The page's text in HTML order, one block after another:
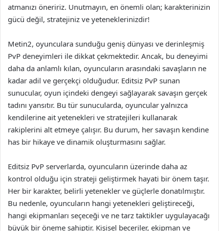
atmanızı öneririz. Unutmayın, en önemli olan; karakterinizin
gücü değil, stratejiniz ve yeteneklerinizdir!
Metin2, oyunculara sunduğu geniş dünyası ve derinleşmiş
PvP deneyimleri ile dikkat çekmektedir. Ancak, bu deneyimi
daha da anlamlı kılan, oyuncuların arasındaki savaşların ne
kadar adil ve gerçekçi olduğudur. Editsiz PvP sunan
sunucular, oyun içindeki dengeyi sağlayarak savaşın gerçek
tadını yansıtır. Bu tür sunucularda, oyuncular yalnızca
kendilerine ait yetenekleri ve stratejileri kullanarak
rakiplerini alt etmeye çalışır. Bu durum, her savaşın kendine
has bir hikaye ve dinamik oluşturmasını sağlar.
Editsiz PvP serverlarda, oyuncuların üzerinde daha az
kontrol olduğu için strateji geliştirmek hayati bir önem taşır.
Her bir karakter, belirli yetenekler ve güçlerle donatılmıştır.
Bu nedenle, oyuncuların hangi yetenekleri geliştireceği,
hangi ekipmanları seçeceği ve ne tarz taktikler uygulayacağı
büyük bir öneme sahiptir. Kişisel beceriler, ekipman ve